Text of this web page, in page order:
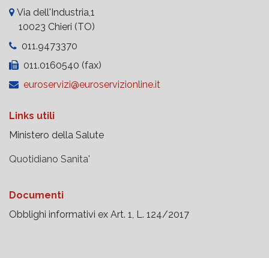
Via dell'Industria,1
10023 Chieri (TO)
011.9473370
011.0160540 (fax)
euroservizi@euroservizionline.it
Links utili
Ministero della Salute
Quotidiano Sanita'
Documenti
Obblighi informativi ex Art. 1, L. 124/2017